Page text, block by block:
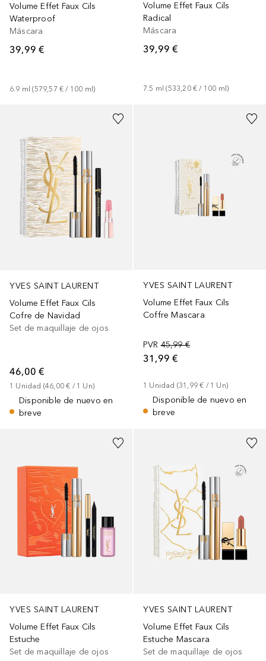
Volume Effet Faux Cils
Waterproof
Máscara
39,99 €
6.9 ml (579,57 € / 100 ml)
Volume Effet Faux Cils
Radical
Máscara
39,99 €
7.5 ml (533,20 € / 100 ml)
YVES SAINT LAURENT
Volume Effet Faux Cils
Cofre de Navidad
Set de maquillaje de ojos
46,00 €
1 Unidad (46,00 € / 1 Un)
Disponible de nuevo en
breve
YVES SAINT LAURENT
Volume Effet Faux Cils
Coffre Mascara
PVR 45,99 €
31,99 €
1 Unidad (31,99 € / 1 Un)
Disponible de nuevo en
breve
YVES SAINT LAURENT
Volume Effet Faux Cils
Estuche
Set de maquillaje de ojos
YVES SAINT LAURENT
Volume Effet Faux Cils
Estuche Mascara
Set de maquillaje de ojos